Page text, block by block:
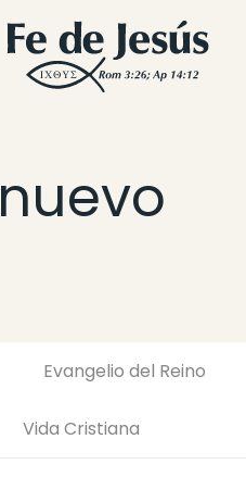
nuevo
Evangelio del Reino
Vida Cristiana